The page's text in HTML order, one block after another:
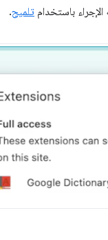
باستخدام تلميح.